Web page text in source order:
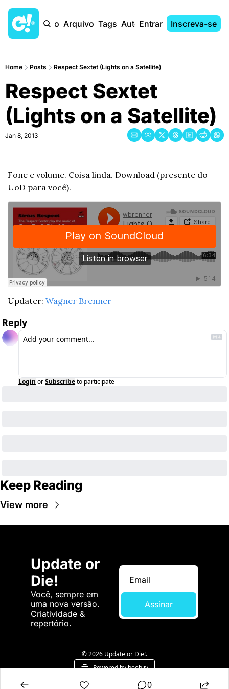
Início Arquivo Tags AutoresEntrar Inscreva-se
Home Posts Respect Sextet (Lights on a Satellite)
Respect Sextet
(Lights on a Satellite)
Jan 8, 2013
Fone e volume. Coisa linda. Download (presente do
UoD para você).
Updater: Wagner Brenner
Reply
Login orSubscribeto participate
Keep Reading
View more
Update or
Die!
Você, sempre em
uma nova versão.
Criatividade &
repertório.
Assinar
© 2026 Update or Die!.
Powered by beehiiv
0